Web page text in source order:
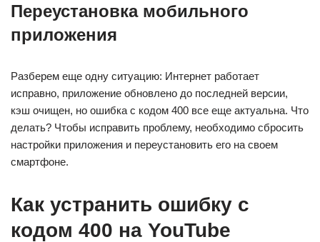
Переустановка мобильного
приложения
Разберем еще одну ситуацию: Интернет работает
исправно, приложение обновлено до последней версии,
кэш очищен, но ошибка с кодом 400 все еще актуальна. Что
делать? Чтобы исправить проблему, необходимо сбросить
настройки приложения и переустановить его на своем
смартфоне.
Как устранить ошибку с
кодом 400 на YouTube